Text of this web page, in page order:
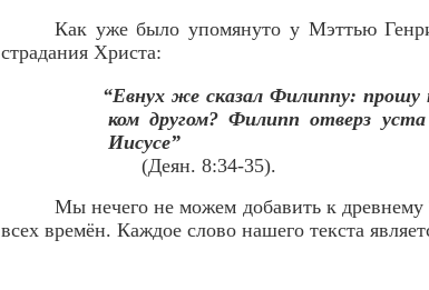
Как уже было упомянуто у Мэттью
страдания Христа:
“Евнух же сказал Филиппу: прошу
ком другом? Филипп отверз
Иисусе”
(Деян. 8:34-35).
Мы нечего не можем добавить к
всех времён. Каждое слово нашего текста